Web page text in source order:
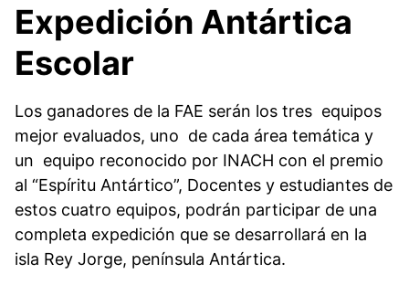
Expedición Antártica
Escolar
Los ganadores de la FAE serán los tres equipos
mejor evaluados, uno de cada área temática y
un equipo reconocido por INACH con el premio
al “Espíritu Antártico”, Docentes y estudiantes de
estos cuatro equipos, podrán participar de una
completa expedición que se desarrollará en la
isla Rey Jorge, península Antártica.